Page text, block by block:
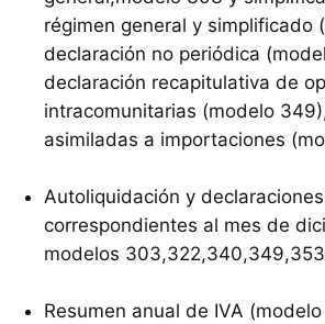
régimen general y simplificado
declaración no periódica
declaración recapitulativa de
intracomunitarias (modelo
asimiladas a importaciones
Autoliquidación y declaraciones
correspondientes al mes de
modelos
Resumen anual de IVA